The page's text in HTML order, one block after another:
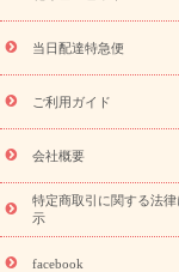
盆・初盆）
お盆
フト
お盆・お供え
レゼント特集
夏の
敬老の日におくる
花ギフト・プレゼン
老の日 花鉢植えのギ
フト・プレゼント特
ペーン
映画『ウォ
「きょう誕生日な
誕生日フラワーギフト
当日配達特急便
ご利用ガイド
会社概要
特定商取引に関する法
示
facebook